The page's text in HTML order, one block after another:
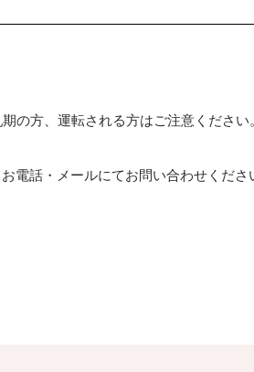
の方、運転される方はご注意ください
電話・メールにてお問い合わせくださ